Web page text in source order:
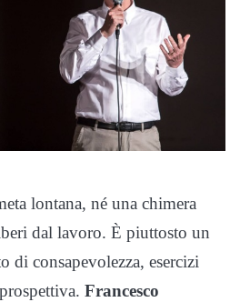
lontana, né una chimera
dal lavoro. È piuttosto un
di consapevolezza, esercizi
Francesco